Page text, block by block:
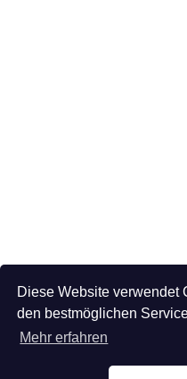
Diese Website verwendet
den bestmöglichen
Mehr erfahren